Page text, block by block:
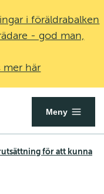
i föräldrabalken
- god man,
mer här
mobilmenyn
Meny
för att kunna